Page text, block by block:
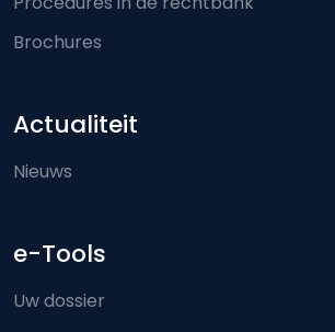
Brochures
Actualiteit
Nieuws
e-Tools
Uw dossier